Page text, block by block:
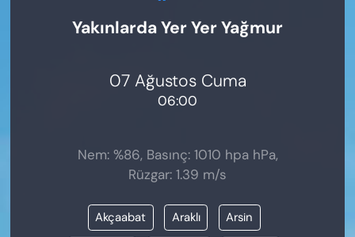
Yakınlarda Yer Yer Yağmur
07 Ağustos Cuma
06:00
Nem: %86, Basınç: 1010 hpa hPa,
Rüzgar: 1.39 m/s
Akçaabat Araklı Arsin
SPOR
ÖZEL HABER
SİYASET